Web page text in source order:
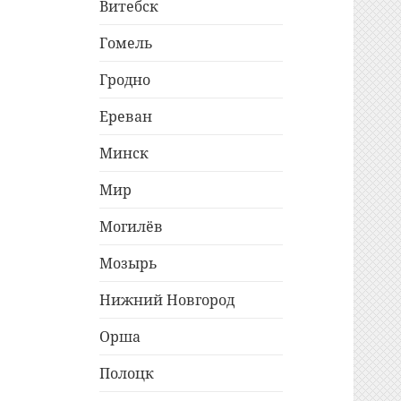
Витебск
Гомель
Гродно
Ереван
Минск
Мир
Могилёв
Мозырь
Нижний Новгород
Орша
Полоцк